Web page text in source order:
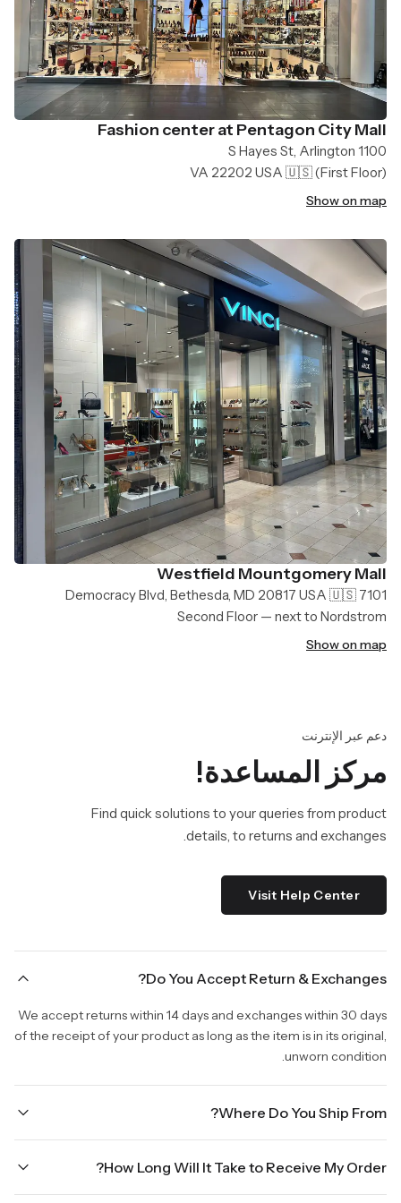
Fashion center at Pentagon City Mall
1100 S Hayes St, Arlington
VA 22202 USA 🇺🇸(First Floor)
Show on map
Westfield Mountgomery Mall
7101 Democracy Blvd, Bethesda, MD 20817 USA 🇺🇸
Second Floor — next to Nordstrom
Show on map
دعم عبر الإنترنت
مركز المساعدة!
Find quick solutions to your queries from product
details, to returns and exchanges.
Visit Help Center
Do You Accept Return & Exchanges?
We accept returns within 14 days and exchanges within 30 days
of the receipt of your product as long as the item is in its original,
unworn condition.
Where Do You Ship From?
How Long Will It Take to Receive My Order?